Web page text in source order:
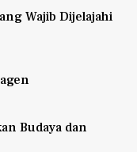
Wajib Dijelajahi
Budaya dan